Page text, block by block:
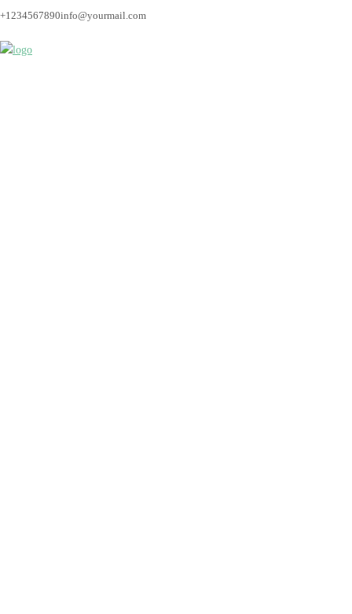
+1234567890info@yourmail.com